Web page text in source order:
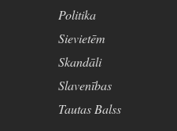
Politika
Sievietēm
Skandāli
Slavenības
Tautas Balss